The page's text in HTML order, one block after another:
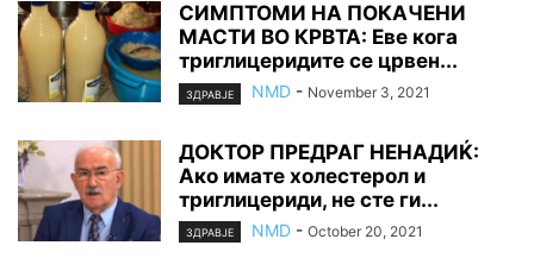
СИМПТОМИ НА ПОКАЧЕНИ
МАСТИ ВО КРВТА: Еве кога
триглицеридите се црвен...
ЗДРАВЈЕ NMD - November 3, 2021
ДОКТОР ПРЕДРАГ НЕНАДИЌ:
Ако имате холестерол и
триглицериди, не сте ги...
ЗДРАВЈЕ NMD - October 20, 2021